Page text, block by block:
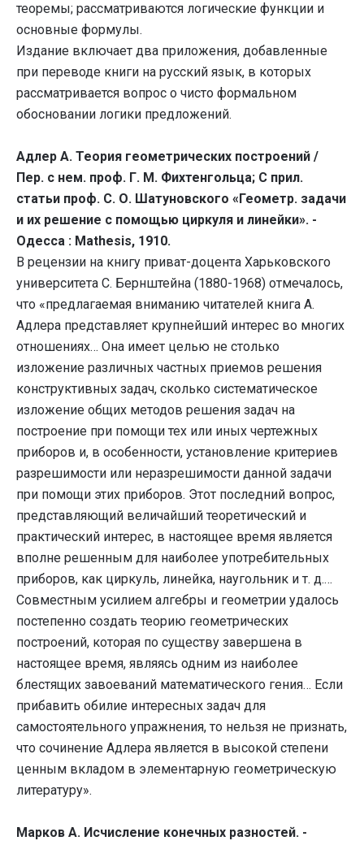
теоремы; рассматриваются логические функции и
основные формулы.
Издание включает два приложения, добавленные
при переводе книги на русский язык, в которых
рассматривается вопрос о чисто формальном
обосновании логики предложений.
Адлер А. Теория геометрических построений /
Пер. с нем. проф. Г. М. Фихтенгольца; С прил.
статьи проф. С. О. Шатуновского «Геометр. задачи
и их решение с помощью циркуля и линейки». -
Одесса : Mathesis, 1910.
В рецензии на книгу приват-доцента Харьковского
университета С. Бернштейна (1880-1968) отмечалось,
что «предлагаемая вниманию читателей книга А.
Адлера представляет крупнейший интерес во многих
отношениях… Она имеет целью не столько
изложение различных частных приемов решения
конструктивных задач, сколько систематическое
изложение общих методов решения задач на
построение при помощи тех или иных чертежных
приборов и, в особенности, установление критериев
разрешимости или неразрешимости данной задачи
при помощи этих приборов. Этот последний вопрос,
представляющий величайший теоретический и
практический интерес, в настоящее время является
вполне решенным для наиболее употребительных
приборов, как циркуль, линейка, наугольник и т. д.…
Совместным усилием алгебры и геометрии удалось
постепенно создать теорию геометрических
построений, которая по существу завершена в
настоящее время, являясь одним из наиболее
блестящих завоеваний математического гения… Если
прибавить обилие интересных задач для
самостоятельного упражнения, то нельзя не признать,
что сочинение Адлера является в высокой степени
ценным вкладом в элементарную геометрическую
литературу».
Марков А. Исчисление конечных разностей. -